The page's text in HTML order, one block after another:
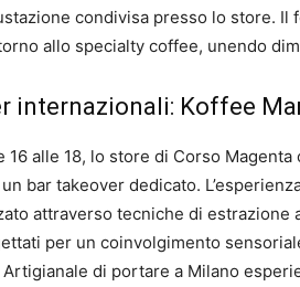
condivisa presso lo store. Il
allo specialty coffee, unendo
internazionali: Koffee
16 alle 18, lo store di Corso
bar takeover dedicato.
attraverso tecniche di estrazione
per un coinvolgimento
di portare a Milano